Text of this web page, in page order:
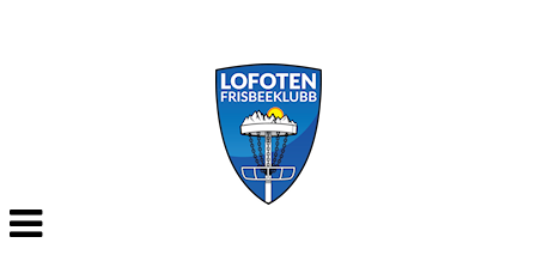
Veksle
navigasjon